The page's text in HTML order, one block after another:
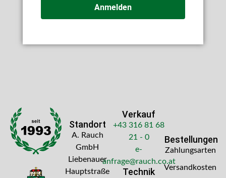
Anmelden
Standort
A. Rauch
GmbH
Liebenauer
Hauptstraße
Verkauf
+43 316 81 68
21 - 0
e-
anfrage@rauch.co.at
Technik
Bestellungen
Zahlungsarten
Versandkosten